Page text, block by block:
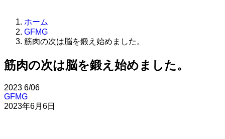
ホーム
GFMG
筋肉の次は脳を鍛え始めました。
筋肉の次は脳を鍛え始めました。
2023 6/06
GFMG
2023年6月6日